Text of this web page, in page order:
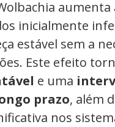
inicialmente
estável sem a
Este efeito
e uma
prazo, além
nos